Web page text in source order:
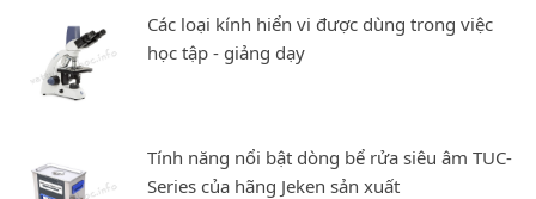
Các loại kính hiển vi được dùng trong việc
học tập - giảng dạy
Tính năng nổi bật dòng bể rửa siêu âm TUC-
Series của hãng Jeken sản xuất